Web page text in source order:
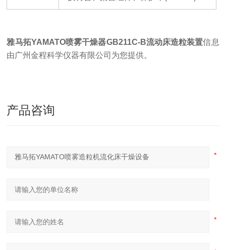
雅马拓YAMATO喷雾干燥器GB211C-B流动床造粒装置信息
由广州金程科学仪器有限公司为您提供。
产品咨询